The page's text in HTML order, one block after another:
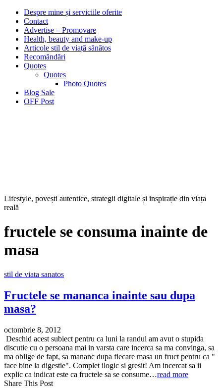
Despre mine și serviciile oferite
Contact
Advertise – Promovare
Health, beauty and make-up
Articole stil de viață sănătos
Recomăndări
Quotes
Quotes
Photo Quotes
Blog Sale
OFF Post
Lifestyle, povești autentice, strategii digitale și inspirație din viața
reală
fructele se consuma inainte de
masa
stil de viata sanatos
Fructele se mananca inainte sau dupa
masa?
octombrie 8, 2012
Deschid acest subiect pentru ca luni la randul am avut o stupida
discutie cu o persoana mai in varsta care incerca sa ma convinga, sa
ma oblige de fapt, sa mananc dupa fiecare masa un fruct pentru ca "
face bine la digestie". Complet ilogic si gresit! Am incercat sa ii
explic ca indicat este ca fructele sa se consume…read more
Share This Post